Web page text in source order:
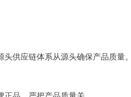
供应链体系从源头确保产品质量